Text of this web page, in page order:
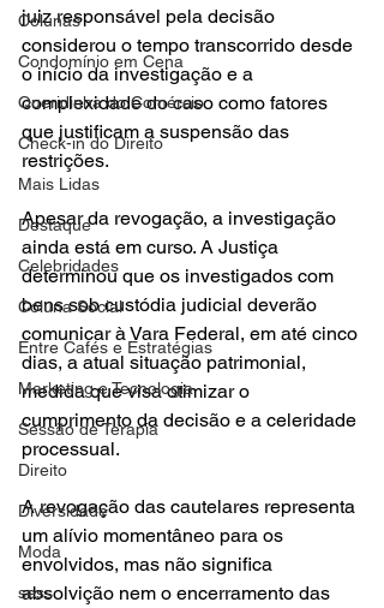
Colunas
Condomínio em Cena
Queridinha do Comércio
Check-in do Direito
Mais Lidas
Destaque
Celebridades
Coluna Social
Entre Cafés e Estratégias
Marketing e Tecnologia
Sessão de Terapia
Direito
Diversidade
Moda
sess
juiz responsável pela decisão
considerou o tempo transcorrido desde
o início da investigação e a
complexidade do caso como fatores
que justificam a suspensão das
restrições.
Apesar da revogação, a investigação
ainda está em curso. A Justiça
determinou que os investigados com
bens sob custódia judicial deverão
comunicar à Vara Federal, em até cinco
dias, a atual situação patrimonial,
medida que visa otimizar o
cumprimento da decisão e a celeridade
processual.
A revogação das cautelares representa
um alívio momentâneo para os
envolvidos, mas não significa
absolvição nem o encerramento das